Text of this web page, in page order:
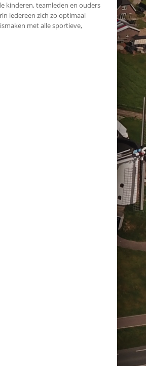
kinderen, teamleden en ouders
iedereen zich zo optimaal
met alle sportieve,